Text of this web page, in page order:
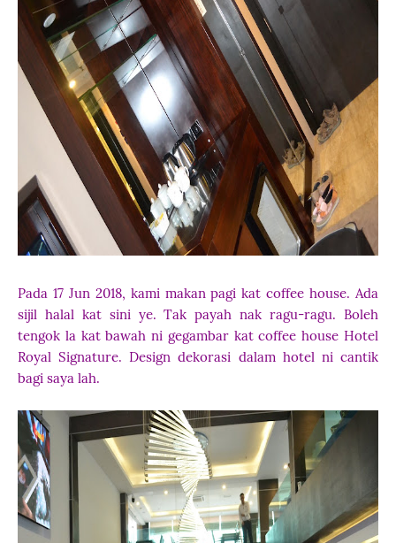
Pada 17 Jun 2018, kami makan pagi kat coffee house. Ada
sijil halal kat sini ye. Tak payah nak ragu-ragu. Boleh
tengok la kat bawah ni gegambar kat coffee house Hotel
Royal Signature. Design dekorasi dalam hotel ni cantik
bagi saya lah.